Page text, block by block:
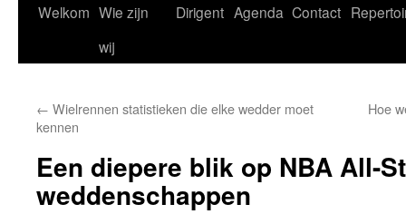
Welkom Wie zijn
wij
Dirigent Agenda Contact
← Wielrennen statistieken die elke wedder moet
kennen
Hoe
Een diepere blik op NBA All-
weddenschappen